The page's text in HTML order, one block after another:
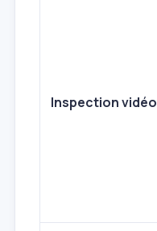
Inspection vidéo